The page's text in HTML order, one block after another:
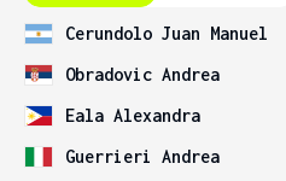
Cerundolo Juan Manuel
Obradovic Andrea
Eala Alexandra
Guerrieri Andrea